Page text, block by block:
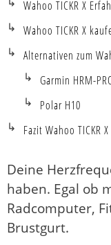
Deine
haben. Egal ob
Radcomputer,
Brustgurt.
Wahoo TICKR X
Wahoo TICKR X
Alternativen zum
Garmin HRM-
Polar H10
Fazit Wahoo TICKR